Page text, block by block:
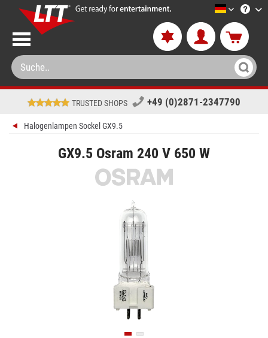
LTT-
TRUSTED SHOPS +49 (0)2871-2347790
Halogenlampen Sockel GX9.5
GX9.5 Osram 240 V 650 W